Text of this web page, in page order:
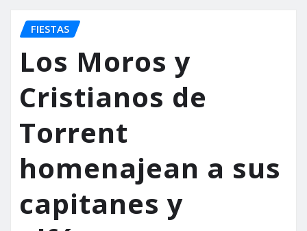
FIESTAS
Los Moros y
Cristianos de
Torrent
homenajean a sus
capitanes y